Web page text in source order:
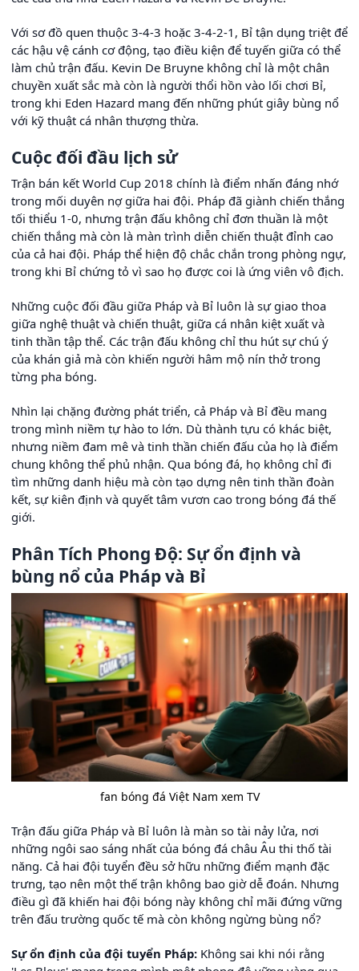
Với sơ đồ quen thuộc 3-4-3 hoặc 3-4-2-1, Bỉ tận dụng triệt để
các hậu vệ cánh cơ động, tạo điều kiện để tuyến giữa có thể
làm chủ trận đấu. Kevin De Bruyne không chỉ là một chân
chuyền xuất sắc mà còn là người thổi hồn vào lối chơi Bỉ,
trong khi Eden Hazard mang đến những phút giây bùng nổ
với kỹ thuật cá nhân thượng thừa.
Cuộc đối đầu lịch sử
Trận bán kết World Cup 2018 chính là điểm nhấn đáng nhớ
trong mối duyên nợ giữa hai đội. Pháp đã giành chiến thắng
tối thiểu 1-0, nhưng trận đấu không chỉ đơn thuần là một
chiến thắng mà còn là màn trình diễn chiến thuật đỉnh cao
của cả hai đội. Pháp thể hiện độ chắc chắn trong phòng ngự,
trong khi Bỉ chứng tỏ vì sao họ được coi là ứng viên vô địch.
Những cuộc đối đầu giữa Pháp và Bỉ luôn là sự giao thoa
giữa nghệ thuật và chiến thuật, giữa cá nhân kiệt xuất và
tinh thần tập thể. Các trận đấu không chỉ thu hút sự chú ý
của khán giả mà còn khiến người hâm mộ nín thở trong
từng pha bóng.
Nhìn lại chặng đường phát triển, cả Pháp và Bỉ đều mang
trong mình niềm tự hào to lớn. Dù thành tựu có khác biệt,
nhưng niềm đam mê và tinh thần chiến đấu của họ là điểm
chung không thể phủ nhận. Qua bóng đá, họ không chỉ đi
tìm những danh hiệu mà còn tạo dựng nên tinh thần đoàn
kết, sự kiên định và quyết tâm vươn cao trong bóng đá thế
giới.
Phân Tích Phong Độ: Sự ổn định và
bùng nổ của Pháp và Bỉ
fan bóng đá Việt Nam xem TV
Trận đấu giữa Pháp và Bỉ luôn là màn so tài nảy lửa, nơi
những ngôi sao sáng nhất của bóng đá châu Âu thi thố tài
năng. Cả hai đội tuyển đều sở hữu những điểm mạnh đặc
trưng, tạo nên một thế trận không bao giờ dễ đoán. Nhưng
điều gì đã khiến hai đội bóng này không chỉ mãi đứng vững
trên đấu trường quốc tế mà còn không ngừng bùng nổ?
Sự ổn định của đội tuyển Pháp: Không sai khi nói rằng